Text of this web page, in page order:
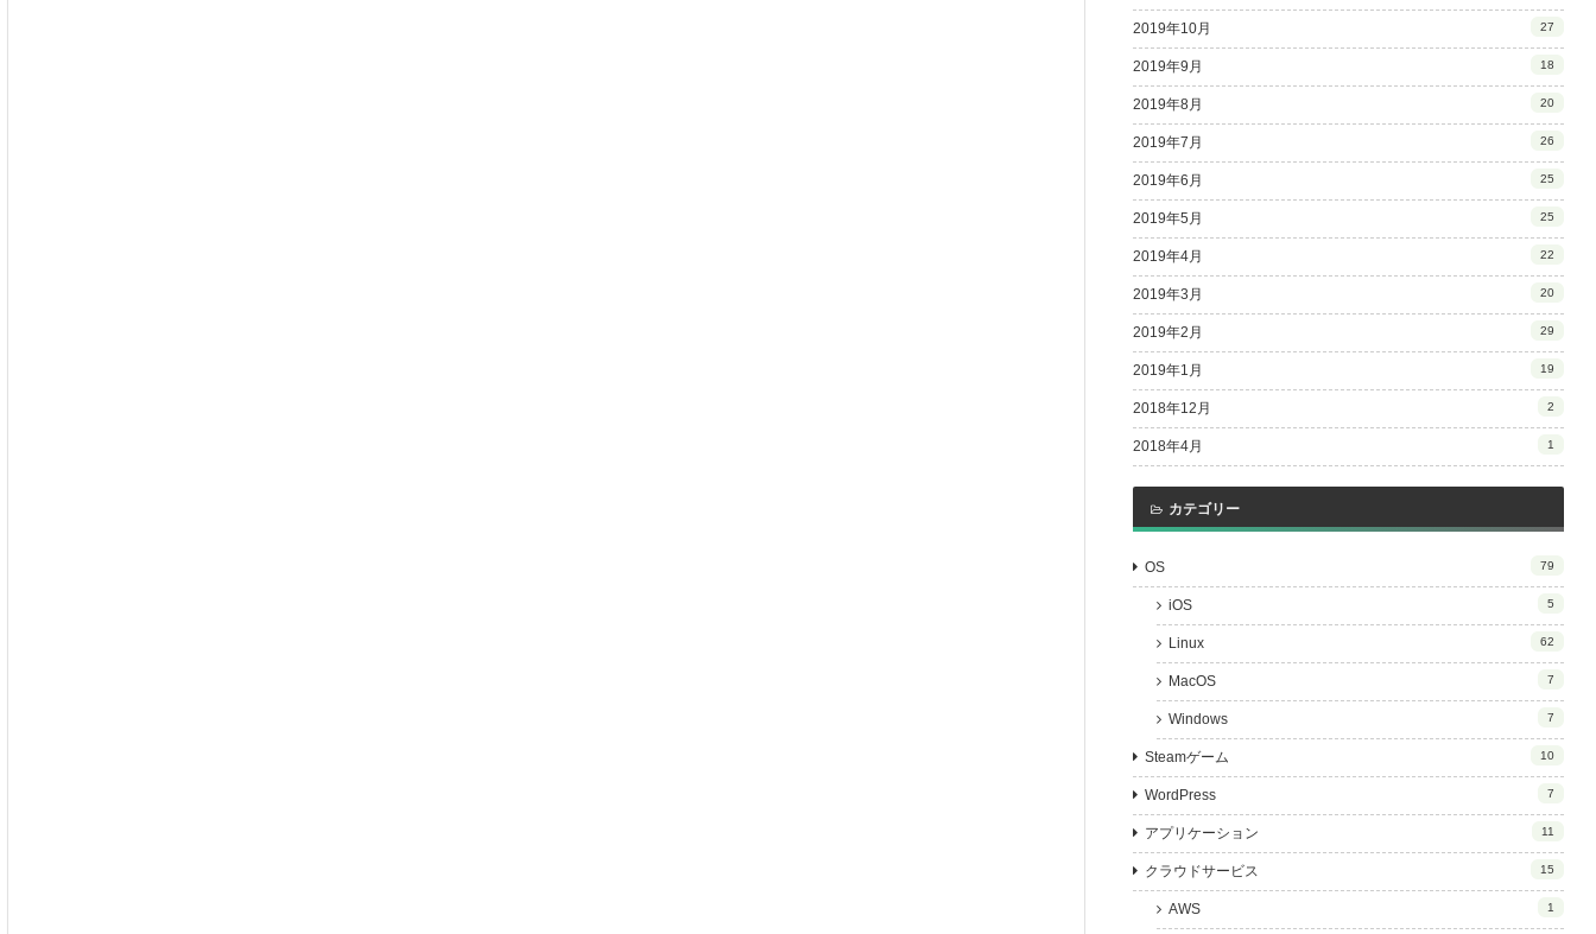
2019年10月 27
2019年9月 18
2019年8月 20
2019年7月 26
2019年6月 25
2019年5月 25
2019年4月 22
2019年3月 20
2019年2月 29
2019年1月 19
2018年12月 2
2018年4月 1
カテゴリー
OS 79
iOS 5
Linux 62
MacOS 7
Windows 7
Steamゲーム 10
WordPress 7
アプリケーション 11
クラウドサービス 15
AWS 1